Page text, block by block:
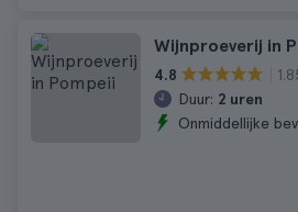
Wijnproeverij in
4.8
Duur: 2 uren
Onmiddellijke